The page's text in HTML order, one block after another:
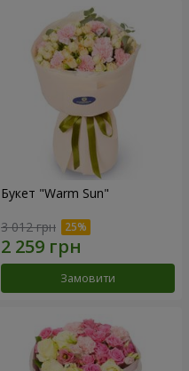
Букет "Warm Sun"
3 012 грн
Замовити